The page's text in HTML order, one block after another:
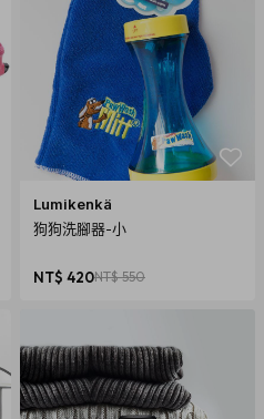
Lumikenkä
狗狗洗腳器-小
NT$ 420NT$ 550